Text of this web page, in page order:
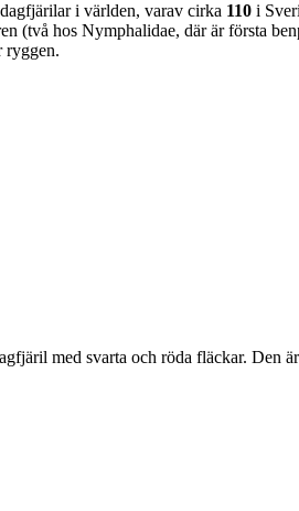
i världen, varav cirka 110 i
(två hos Nymphalidae, där är första
ryggen.
med svarta och röda fläckar. Den